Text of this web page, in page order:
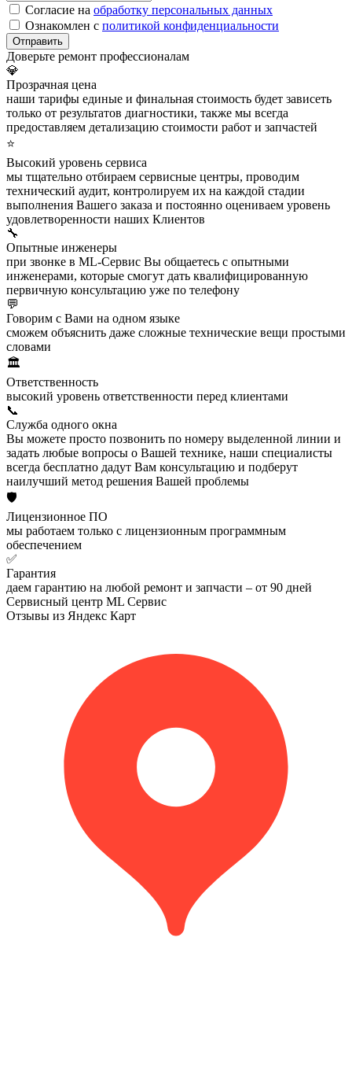
Согласие на обработку персональных данных
Ознакомлен с политикой конфиденциальности
Отправить
Доверьте ремонт профессионалам
💎
Прозрачная цена
наши тарифы единые и финальная стоимость будет зависеть
только от результатов диагностики, также мы всегда
предоставляем детализацию стоимости работ и запчастей
⭐
Высокий уровень сервиса
мы тщательно отбираем сервисные центры, проводим
технический аудит, контролируем их на каждой стадии
выполнения Вашего заказа и постоянно оцениваем уровень
удовлетворенности наших Клиентов
🔧
Опытные инженеры
при звонке в ML-Сервис Вы общаетесь с опытными
инженерами, которые смогут дать квалифицированную
первичную консультацию уже по телефону
💬
Говорим с Вами на одном языке
сможем объяснить даже сложные технические вещи простыми
словами
🏛️
Ответственность
высокий уровень ответственности перед клиентами
📞
Служба одного окна
Вы можете просто позвонить по номеру выделенной линии и
задать любые вопросы о Вашей технике, наши специалисты
всегда бесплатно дадут Вам консультацию и подберут
наилучший метод решения Вашей проблемы
🛡️
Лицензионное ПО
мы работаем только с лицензионным программным
обеспечением
✅
Гарантия
даем гарантию на любой ремонт и запчасти – от 90 дней
Сервисный центр ML Сервис
Отзывы из Яндекс Карт